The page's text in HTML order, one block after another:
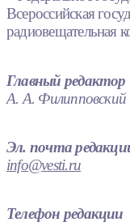
Всероссийская
радиовещательная
Главный редактор
А. А. Филипповский
Эл. почта
info@vesti.ru
Телефон редакции